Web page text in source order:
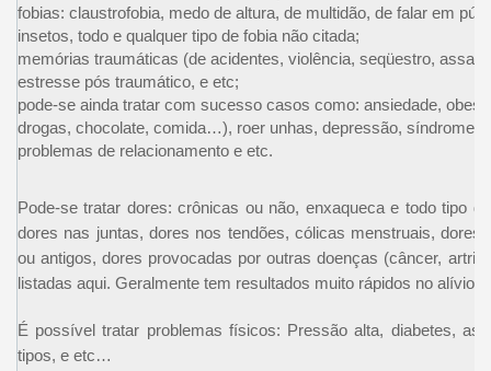
fobias: claustrofobia, medo de altura, de multidão, de falar em
insetos, todo e qualquer tipo de fobia não citada;
memórias traumáticas (de acidentes, violência, seqüestro,
estresse pós traumático, e etc;
pode-se ainda tratar com sucesso casos como: ansiedade,
drogas, chocolate, comida…), roer unhas, depressão, síndrome
problemas de relacionamento e etc.
Pode-se tratar dores: crônicas ou não, enxaqueca e todo tipo
dores nas juntas, dores nos tendões, cólicas menstruais,
ou antigos, dores provocadas por outras doenças (câncer,
listadas aqui. Geralmente tem resultados muito rápidos no alívio
É possível tratar problemas físicos: Pressão alta, diabetes,
tipos, e etc…